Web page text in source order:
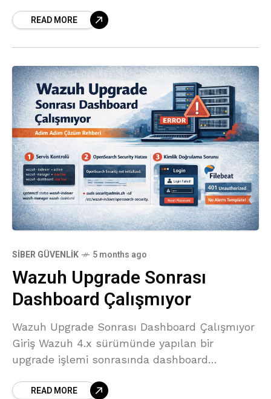
request hataları ve database mount
READ MORE
SIBER GÜVENLIK 5 months ago
Wazuh Upgrade Sonrası
Dashboard Çalışmıyor
Wazuh Upgrade Sonrası Dashboard Çalışmıyor
Giriş Wazuh 4.x sürümünde yapılan bir
upgrade işlemi sonrasında dashboard
yaygındır. Bu makalede, upgrade sonrası
READ MORE